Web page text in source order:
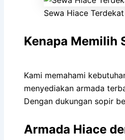
Sewa Hiace
Kenapa Memilih
Kami memahami
menyediakan armada
Dengan dukungan sopir
Armada Hiace